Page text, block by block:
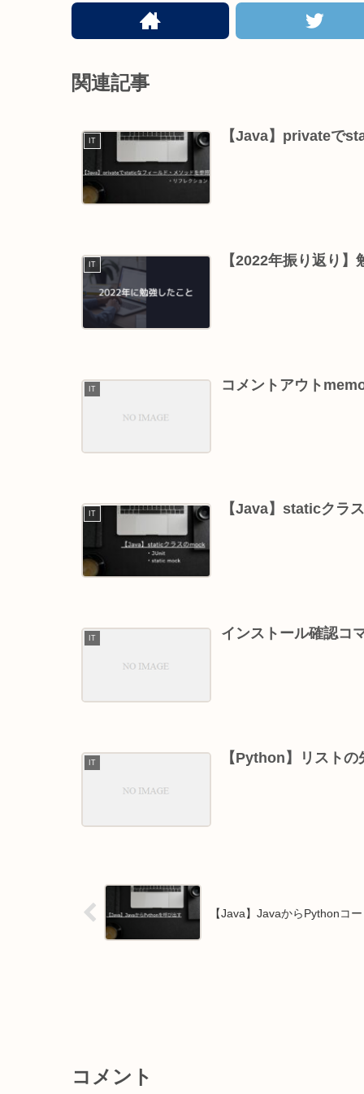
関連記事
IT 【Java】privateで
IT 【2022年振り返り】
IT コメントアウト
IT 【Java】staticクラ
IT インストール確認コ
IT 【Python】リスト
【Java】JavaからPythonコ
コメント